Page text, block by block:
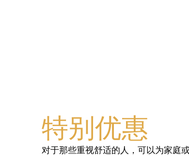
特别优惠
对于那些重视舒适的人，可以为家庭